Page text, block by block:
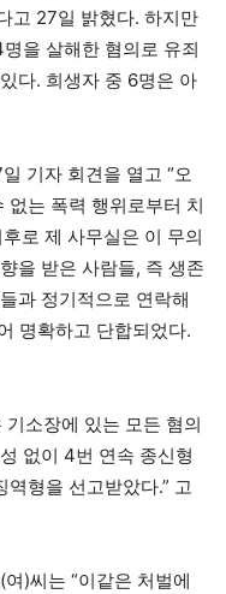
고 27일 밝혔다. 하지만
을 살해한 혐의로 유죄
다. 희생자 중 6명은 아
기자 회견을 열고 “오
없는 폭력 행위로부터 치
로 제 사무실은 이 무의
을 받은 사람들, 즉 생존
과 정기적으로 연락해
명확하고 단합되었다.
소장에 있는 모든 혐의
없이 4번 연속 종신형
형을 선고받았다.” 고
)씨는 “이같은 처벌에